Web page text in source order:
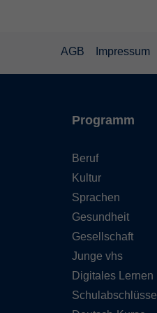
AGB Impressum
Programm
Beruf
Kultur
Sprachen
Gesundheit
Gesellschaft
Junge vhs
Digitales Lernen
Schulabschlüsse